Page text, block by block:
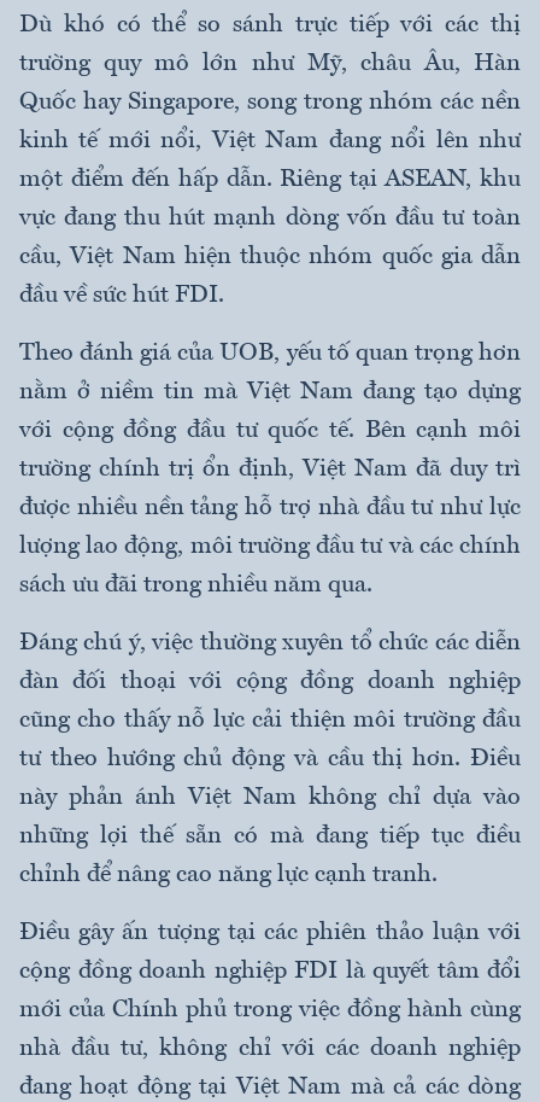
Dù khó có thể so sánh trực tiếp với các thị
trường quy mô lớn như Mỹ, châu Âu, Hàn
Quốc hay Singapore, song trong nhóm các nền
kinh tế mới nổi, Việt Nam đang nổi lên như
một điểm đến hấp dẫn. Riêng tại ASEAN, khu
vực đang thu hút mạnh dòng vốn đầu tư toàn
cầu, Việt Nam hiện thuộc nhóm quốc gia dẫn
đầu về sức hút FDI.
Theo đánh giá của UOB, yếu tố quan trọng hơn
nằm ở niềm tin mà Việt Nam đang tạo dựng
với cộng đồng đầu tư quốc tế. Bên cạnh môi
trường chính trị ổn định, Việt Nam đã duy trì
được nhiều nền tảng hỗ trợ nhà đầu tư như lực
lượng lao động, môi trường đầu tư và các chính
sách ưu đãi trong nhiều năm qua.
Đáng chú ý, việc thường xuyên tổ chức các diễn
đàn đối thoại với cộng đồng doanh nghiệp
cũng cho thấy nỗ lực cải thiện môi trường đầu
tư theo hướng chủ động và cầu thị hơn. Điều
này phản ánh Việt Nam không chỉ dựa vào
những lợi thế sẵn có mà đang tiếp tục điều
chỉnh để nâng cao năng lực cạnh tranh.
Điều gây ấn tượng tại các phiên thảo luận với
cộng đồng doanh nghiệp FDI là quyết tâm đổi
mới của Chính phủ trong việc đồng hành cùng
nhà đầu tư, không chỉ với các doanh nghiệp
đang hoạt động tại Việt Nam mà cả các dòng